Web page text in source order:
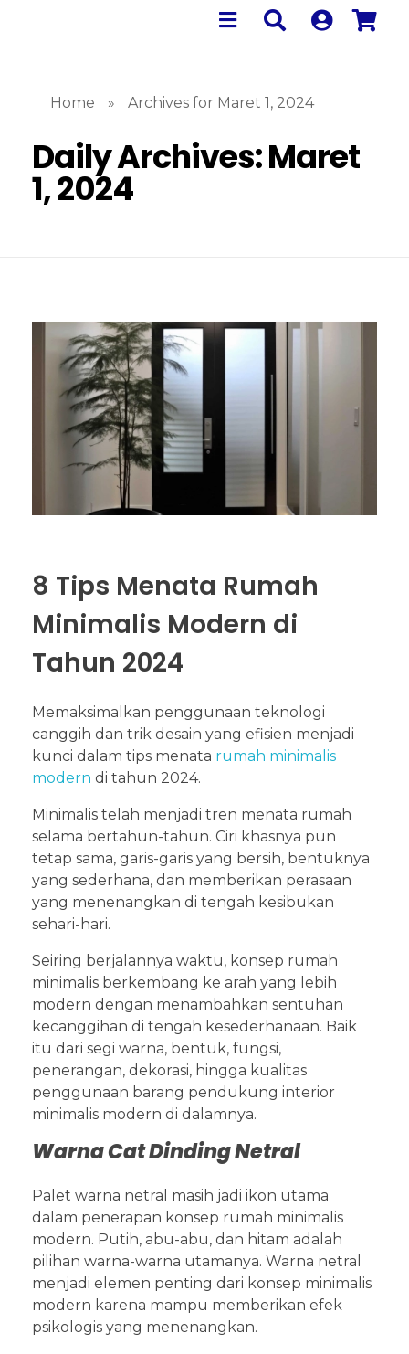
Home » Archives for Maret 1, 2024
Daily Archives: Maret
1, 2024
8 Tips Menata Rumah
Minimalis Modern di
Tahun 2024
Memaksimalkan penggunaan teknologi
canggih dan trik desain yang efisien menjadi
kunci dalam tips menata rumah minimalis
modern di tahun 2024.
Minimalis telah menjadi tren menata rumah
selama bertahun-tahun. Ciri khasnya pun
tetap sama, garis-garis yang bersih, bentuknya
yang sederhana, dan memberikan perasaan
yang menenangkan di tengah kesibukan
sehari-hari.
Seiring berjalannya waktu, konsep rumah
minimalis berkembang ke arah yang lebih
modern dengan menambahkan sentuhan
kecanggihan di tengah kesederhanaan. Baik
itu dari segi warna, bentuk, fungsi,
penerangan, dekorasi, hingga kualitas
penggunaan barang pendukung interior
minimalis modern di dalamnya.
Warna Cat Dinding Netral
Palet warna netral masih jadi ikon utama
dalam penerapan konsep rumah minimalis
modern. Putih, abu-abu, dan hitam adalah
pilihan warna-warna utamanya. Warna netral
menjadi elemen penting dari konsep minimalis
modern karena mampu memberikan efek
psikologis yang menenangkan.